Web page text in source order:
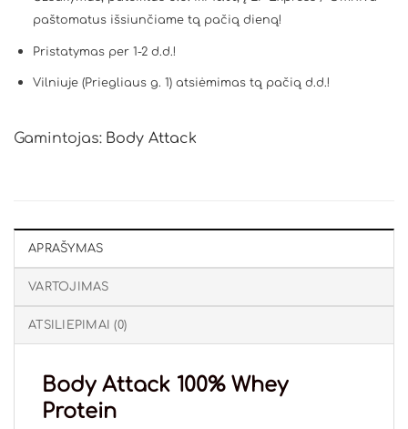
paštomatus išsiunčiame tą pačią dieną!
Pristatymas per 1-2 d.d.!
Vilniuje (Priegliaus g. 1) atsiėmimas tą pačią d.d.!
Gamintojas: Body Attack
APRAŠYMAS
VARTOJIMAS
ATSILIEPIMAI (0)
Body Attack 100% Whey
Protein